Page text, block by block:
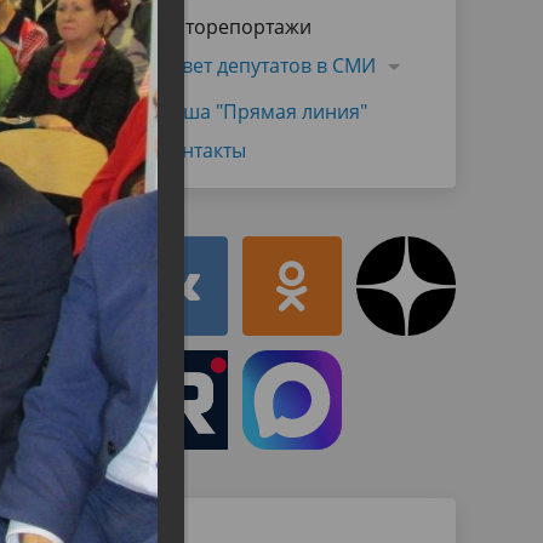
Муниципальная служба
Объявления
имущественного характера
Информационные материалы
Фоторепортажи
Совет депутатов в СМИ
Наша "Прямая линия"
Контакты